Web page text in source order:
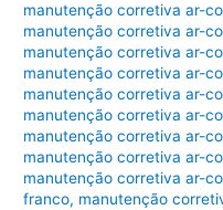
manutenção corretiva ar-
manutenção corretiva ar-
manutenção corretiva ar-
manutenção corretiva ar-
manutenção corretiva ar-
manutenção corretiva ar-
manutenção corretiva ar-
manutenção corretiva ar-
manutenção corretiva ar-
franco, manutenção